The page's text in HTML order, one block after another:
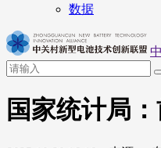
数据
国家统计局